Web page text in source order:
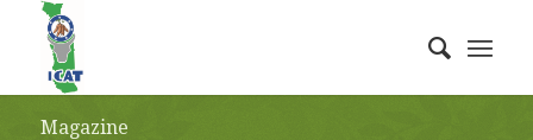
Magazine